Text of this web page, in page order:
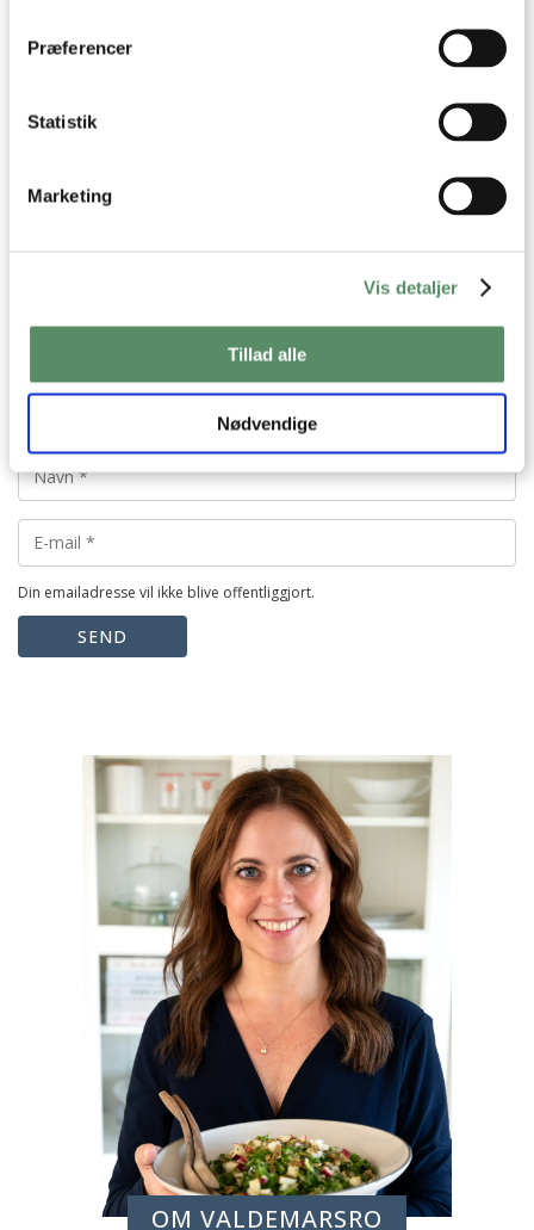
Præferencer
Statistik
Marketing
Vis detaljer
Tillad alle
Nødvendige
Det var det også :)
Din emailadresse vil ikke blive offentliggjort.
SEND
OM VALDEMARSRO